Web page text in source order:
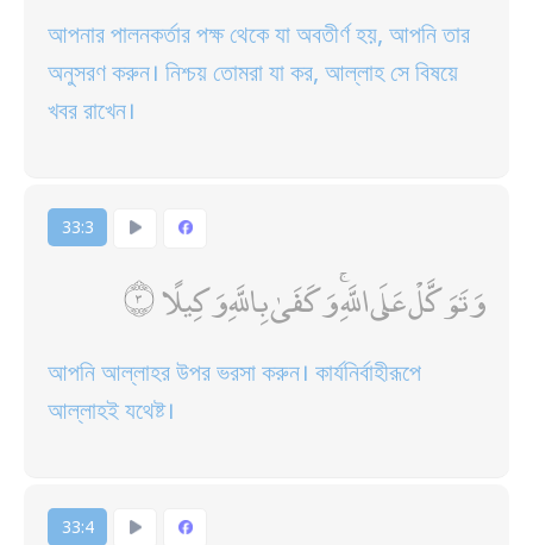
আপনার পালনকর্তার পক্ষ থেকে যা অবতীর্ণ হয়, আপনি তার
অনুসরণ করুন। নিশ্চয় তোমরা যা কর, আল্লাহ সে বিষয়ে
খবর রাখেন।
33:3
وَتَوَكَّلْ عَلَى اللَّهِ ۚ وَكَفَىٰ بِاللَّهِ وَكِيلًا
আপনি আল্লাহর উপর ভরসা করুন। কার্যনির্বাহীরূপে
আল্লাহই যথেষ্ট।
33:4